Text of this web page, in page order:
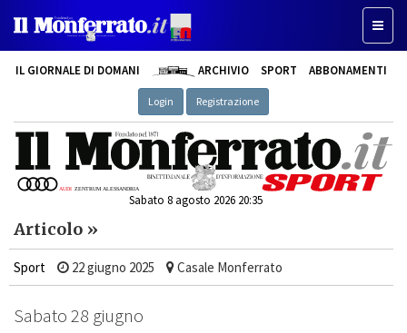
IL GIORNALE DI DOMANI ARCHIVIO SPORT ABBONAMENTI
Login Registrazione
Sabato 8 agosto 2026 20:35
Articolo »
Sport 22 giugno 2025 Casale Monferrato
Sabato 28 giugno